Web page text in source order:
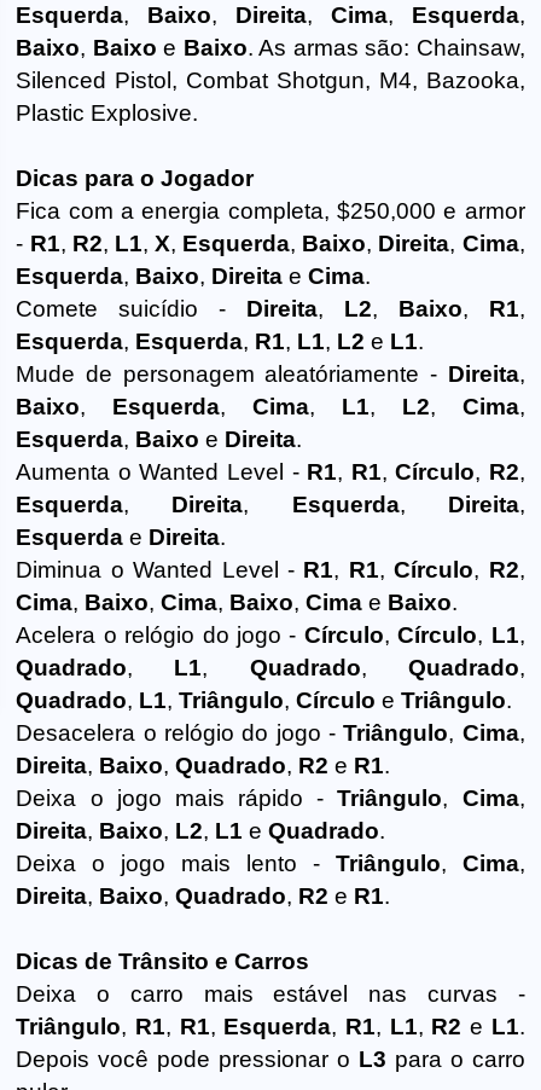
Esquerda, Baixo, Direita, Cima, Esquerda,
Baixo, Baixo e Baixo. As armas são: Chainsaw,
Silenced Pistol, Combat Shotgun, M4, Bazooka,
Plastic Explosive.
Dicas para o Jogador
Fica com a energia completa, $250,000 e armor
- R1, R2, L1, X, Esquerda, Baixo, Direita, Cima,
Esquerda, Baixo, Direita eCima.
Comete suicídio - Direita, L2, Baixo, R1,
Esquerda, Esquerda, R1, L1, L2 e L1.
Mude de personagem aleatóriamente - Direita,
Baixo, Esquerda,Cima, L1, L2, Cima,
Esquerda, Baixo e Direita.
Aumenta o Wanted Level - R1, R1,Círculo, R2,
Esquerda, Direita, Esquerda, Direita,
Esquerda e Direita.
Diminua o Wanted Level - R1, R1,Círculo, R2,
Cima, Baixo,Cima, Baixo,Cima e Baixo.
Acelera o relógio do jogo - Círculo,Círculo, L1,
Quadrado, L1, Quadrado, Quadrado,
Quadrado, L1,Triângulo,Círculo eTriângulo.
Desacelera o relógio do jogo -Triângulo, Cima,
Direita, Baixo,Quadrado, R2 e R1.
Deixa o jogo mais rápido -Triângulo, Cima,
Direita, Baixo, L2, L1 eQuadrado.
Deixa o jogo mais lento - Triângulo, Cima,
Direita, Baixo,Quadrado, R2 e R1.
Dicas de Trânsito e Carros
Deixa o carro mais estável nas curvas -
Triângulo, R1, R1, Esquerda, R1, L1, R2 e L1.
Depois você pode pressionar o L3 para o carro